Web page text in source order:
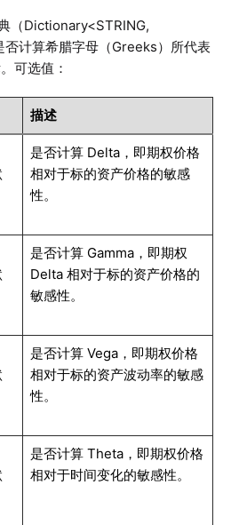
（Dictionary<STRING,
否计算希腊字母（Greeks）所代表
可选值：
描述
是否计算 Delta，即期权价格
相对于标的资产价格的敏感
性。
是否计算 Gamma，即期权
Delta 相对于标的资产价格的
敏感性。
是否计算 Vega，即期权价格
相对于标的资产波动率的敏感
性。
是否计算 Theta，即期权价格
相对于时间变化的敏感性。